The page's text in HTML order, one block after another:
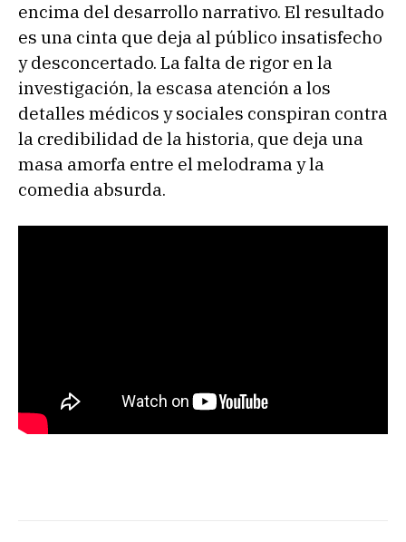
encima del desarrollo narrativo. El resultado
es una cinta que deja al público insatisfecho
y desconcertado. La falta de rigor en la
investigación, la escasa atención a los
detalles médicos y sociales conspiran contra
la credibilidad de la historia, que deja una
masa amorfa entre el melodrama y la
comedia absurda.